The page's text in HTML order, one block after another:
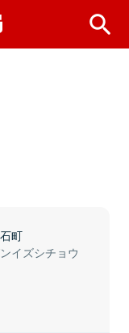
町
イズシチョウ